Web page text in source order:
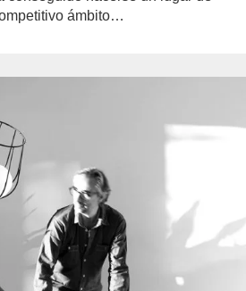
ámbito…